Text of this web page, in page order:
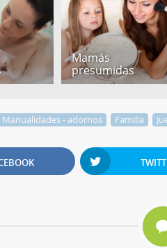
Mamás
presumidas
Manualidades - adornos Familia